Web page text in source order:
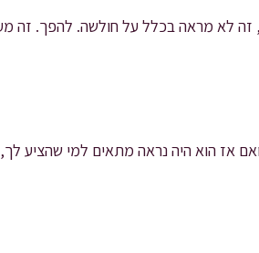
, זה לא מראה בכלל על חולשה. להפך. זה
אז הוא היה נראה מתאים למי שהציע לך,